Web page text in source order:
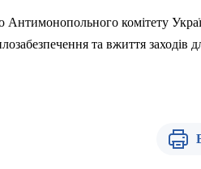
Антимонопольного комітету
та вжиття заходів